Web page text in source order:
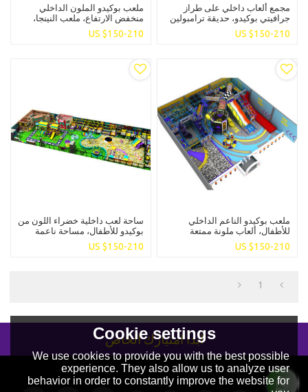
مجمع ألعاب داخلي على طراز
جرافيتي بوكيدو، حديقة ترامبولين
مصنوعة من مادة البولي فينيل
كلوريد للترفيه العائلي للأطفال
US $150-210
ملعب بوكيدو الملون الداخلي
منخفض الارتفاع، ملعب النينجا،
ألعاب ناعمة ممتعة، ترفيه للأطفال
US $150-210
ملعب بوكيدو الناعم الداخلي
للأطفال، ألعاب ملونة ممتعة
للترفيه، ملعب داخلي
US $150-210
ساحة لعب داخلية خضراء اللون من
بوكيدو للأطفال، مساحة ناعمة
منخفضة الارتفاع، ألعاب ترفيهية
للأطفال، مساحة لعب ناعمة
US $150-210
1
ابدأ امتيازك الخاص
Cookie settings
We use cookies to provide you with the best possible
experience. They also allow us to analyze user
behavior in order to constantly improve the website for